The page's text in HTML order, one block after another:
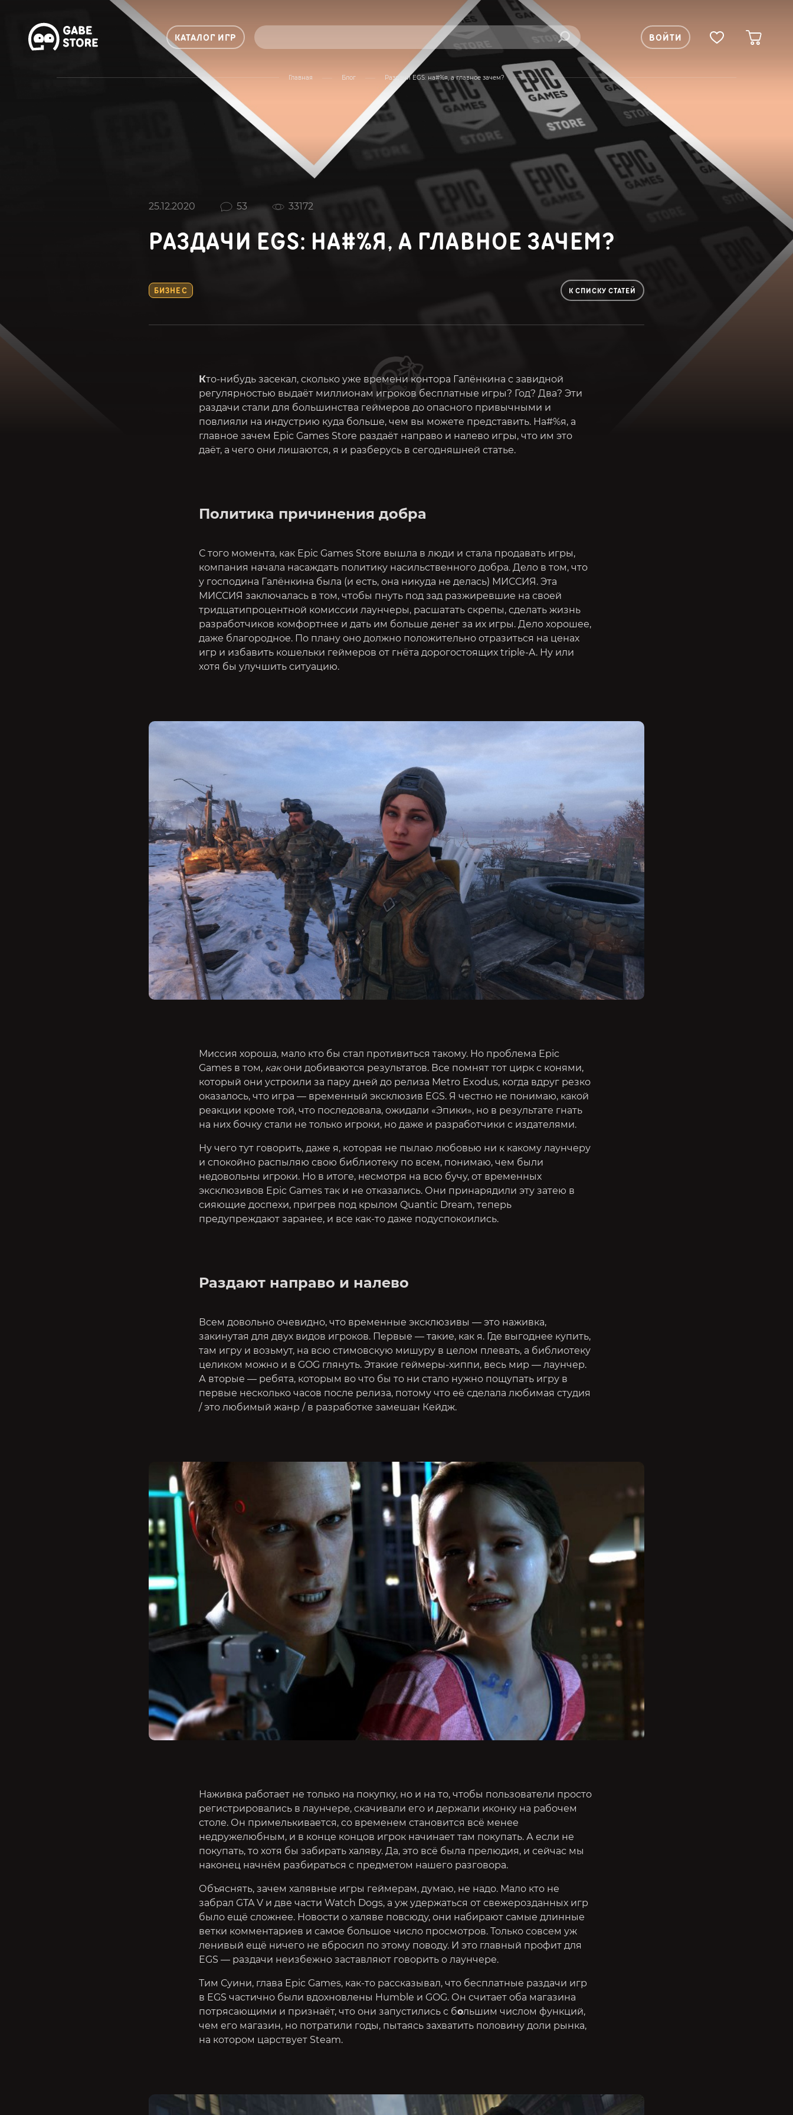
КАТАЛОГ ИГР ВОЙТИ
Главная Блог Раздачи EGS: на#%я, а главное зачем?
25.12.2020 53 33172
РАЗДАЧИ EGS: НА#%Я, А ГЛАВНОЕ ЗАЧЕМ?
БИЗНЕС К СПИСКУ СТАТЕЙ
Кто-нибудь засекал, сколько уже времени контора Галёнкина с завидной
регулярностью выдаёт миллионам игроков бесплатные игры? Год? Два? Эти
раздачи стали для большинства геймеров до опасного привычными и
повлияли на индустрию куда больше, чем вы можете представить. На#%я, а
главное зачем Epic Games Store раздаёт направо и налево игры, что им это
даёт, а чего они лишаются, я и разберусь в сегодняшней статье.
Политика причинения добра
С того момента, как Epic Games Store вышла в люди и стала продавать игры,
компания начала насаждать политику насильственного добра. Дело в том, что
у господина Галёнкина была (и есть, она никуда не делась) МИССИЯ. Эта
МИССИЯ заключалась в том, чтобы пнуть под зад разжиревшие на своей
тридцатипроцентной комиссии лаунчеры, расшатать скрепы, сделать жизнь
разработчиков комфортнее и дать им больше денег за их игры. Дело хорошее,
даже благородное. По плану оно должно положительно отразиться на ценах
игр и избавить кошельки геймеров от гнёта дорогостоящих triple-A. Ну или
хотя бы улучшить ситуацию.
Миссия хороша, мало кто бы стал противиться такому. Но проблема Epic
Games в том, какони добиваются результатов. Все помнят тот цирк с конями,
который они устроили за пару дней до релиза Metro Exodus, когда вдруг резко
оказалось, что игра — временный эксклюзив EGS. Я честно не понимаю, какой
реакции кроме той, что последовала, ожидали «Эпики», но в результате гнать
на них бочку стали не только игроки, но даже и разработчики с издателями.
Ну чего тут говорить, даже я, которая не пылаю любовью ни к какому лаунчеру
и спокойно распыляю свою библиотеку по всем, понимаю, чем были
недовольны игроки. Но в итоге, несмотря на всю бучу, от временных
эксклюзивов Epic Games так и не отказались. Они принарядили эту затею в
сияющие доспехи, пригрев под крылом Quantic Dream, теперь
предупреждают заранее, и все как-то даже подуспокоились.
Раздают направо и налево
Всем довольно очевидно, что временные эксклюзивы — это наживка,
закинутая для двух видов игроков. Первые — такие, как я. Где выгоднее купить,
там игру и возьмут, на всю стимовскую мишуру в целом плевать, а библиотеку
целиком можно и в GOG глянуть. Этакие геймеры-хиппи, весь мир — лаунчер.
А вторые — ребята, которым во что бы то ни стало нужно пощупать игру в
первые несколько часов после релиза, потому что её сделала любимая студия
/ это любимый жанр / в разработке замешан Кейдж.
Наживка работает не только на покупку, но и на то, чтобы пользователи просто
регистрировались в лаунчере, скачивали его и держали иконку на рабочем
столе. Он примелькивается, со временем становится всё менее
недружелюбным, и в конце концов игрок начинает там покупать. А если не
покупать, то хотя бы забирать халяву. Да, это всё была прелюдия, и сейчас мы
наконец начнём разбираться с предметом нашего разговора.
Объяснять, зачем халявные игры геймерам, думаю, не надо. Мало кто не
забрал GTA V и две части Watch Dogs, а уж удержаться от свежерозданных игр
было ещё сложнее. Новости о халяве повсюду, они набирают самые длинные
ветки комментариев и самое большое число просмотров. Только совсем уж
ленивый ещё ничего не вбросил по этому поводу. И это главный профит для
EGS — раздачи неизбежно заставляют говорить о лаунчере.
Тим Суини, глава Epic Games, как-то рассказывал, что бесплатные раздачи игр
в EGS частично были вдохновлены Humble и GOG. Он считает оба магазина
потрясающими и признаёт, что они запустились с большим числом функций,
чем его магазин, но потратили годы, пытаясь захватить половину доли рынка,
на котором царствует Steam.